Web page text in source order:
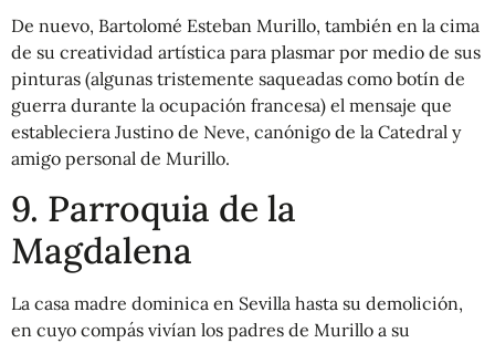
De nuevo, Bartolomé Esteban Murillo, también en la cima
de su creatividad artística para plasmar por medio de sus
pinturas (algunas tristemente saqueadas como botín de
guerra durante la ocupación francesa) el mensaje que
estableciera Justino de Neve, canónigo de la Catedral y
amigo personal de Murillo.
9. Parroquia de la
Magdalena
La casa madre dominica en Sevilla hasta su demolición,
en cuyo compás vivían los padres de Murillo a su